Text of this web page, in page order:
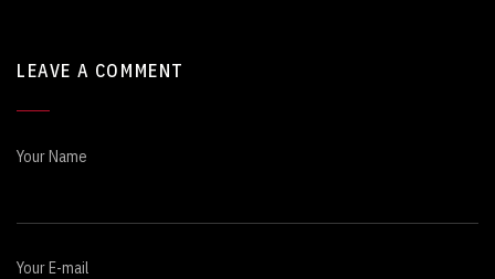
LEAVE A COMMENT
Your Name
Your E-mail